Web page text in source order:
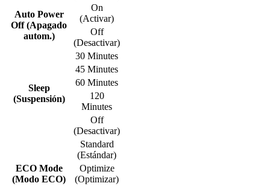
Auto Power
Off (Apagado
autom.)
On
(Activar)
Off
(Desactivar)
Sleep
(Suspensión)
30 Minutes
45 Minutes
60 Minutes
120
Minutes
Off
(Desactivar)
ECO Mode
(Modo ECO)
Standard
(Estándar)
Optimize
(Optimizar)